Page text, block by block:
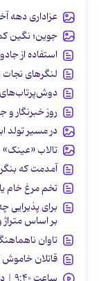
عزاداری دهه
جوین؛ نگین
استفاده از
لنگرهای
روز خبرنگار
در مسیر تولد
تالاب «عینک»
آمدمت که
تخم مرغ خام
برای پذیرایی
بر اساس
تاوان
قاتلان